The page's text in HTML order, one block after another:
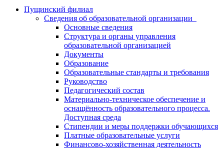
Пущинский филиал
Сведения об образовательной организации
Основные сведения
Структура и органы управления
образовательной организацией
Документы
Образование
Образовательные стандарты и требования
Руководство
Педагогический состав
Материально-техническое обеспечение и
оснащённость образовательного процесса.
Доступная среда
Стипендии и меры поддержки обучающихся
Платные образовательные услуги
Финансово-хозяйственная деятельность